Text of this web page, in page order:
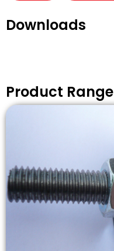
Downloads
Product Range